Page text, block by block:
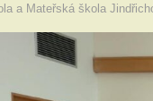
a Mateřská škola